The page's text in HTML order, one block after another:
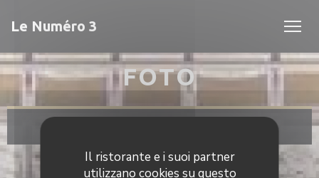
Il ristorante e i suoi partner
utilizzano cookies su questo
Le Numéro 3
FOTO